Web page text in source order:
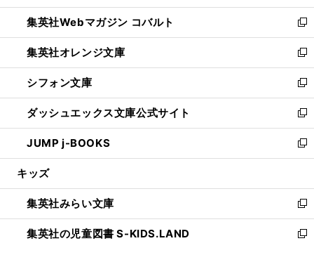
開
く
ウ
で
開
く
ン
ド
ウ
で
開
く
ウ
ィ
ン
ド
ウ
で
開
く
集英社Webマガジン コバルト
新
し
い
ウ
ィ
ン
ド
ウ
で
開
集英社オレンジ文庫
新
し
い
ウ
ィ
ン
ド
ウ
開
く
シフォン文庫
新
し
い
ウ
ィ
ン
ウ
で
開
く
ダッシュエックス文庫公式サイト
新
し
い
ウ
ン
ド
ウ
で
JUMP j-BOOKS
新
し
ウ
ィ
ン
ド
キッズ
集英社みらい文庫
新
し
い
集英社の児童図書 S-KIDS.LAND
新